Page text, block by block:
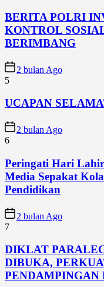
BERITA POLRI
KONTROL
BERIMBANG
2 bulan Ago
5
UCAPAN
2 bulan Ago
6
Peringati Hari
Media Sepakat
Pendidikan
2 bulan Ago
7
DIKLAT
DIBUKA,
PENDAMPINGAN